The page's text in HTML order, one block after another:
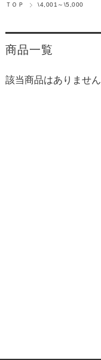
ＴＯＰ \4,001～\5,000
商品一覧
該当商品はありません